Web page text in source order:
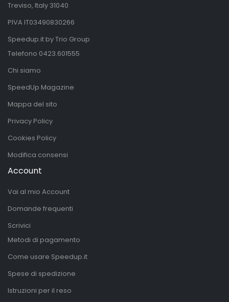
Treviso, Italy 31040
PIVA IT03490830266
Speedup.it by Trio Group
Telefono 0423.601555
Chi siamo
SpeedUp Magazine
Mappa del sito
Privacy Policy
Cookies Policy
Modifica consensi
Account
Vai al mio Account
Domande frequenti
Scrivici
Metodi di pagamento
Come usare Speedup.it
Spese di spedizione
Istruzioni per il reso